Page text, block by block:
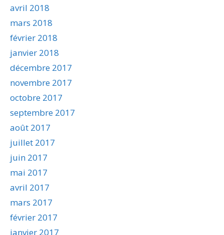
avril 2018
mars 2018
février 2018
janvier 2018
décembre 2017
novembre 2017
octobre 2017
septembre 2017
août 2017
juillet 2017
juin 2017
mai 2017
avril 2017
mars 2017
février 2017
janvier 2017